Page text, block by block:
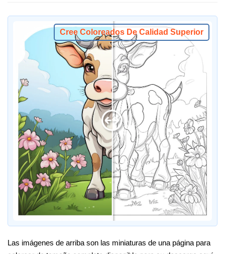
Cree Coloreados De Calidad Superior
Las imágenes de arriba son las miniaturas de una página para